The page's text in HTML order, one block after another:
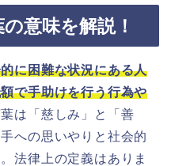
意味を解説！
に困難な状況にある人
で手助けを行う行為や
は「慈しみ」と「善
への思いやりと社会的
法律上の定義はありま